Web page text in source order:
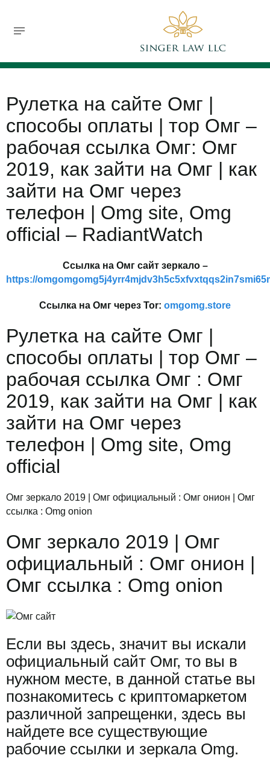
jsinger@singerlawllc.com
FREE CONSULTATION
Рулетка на сайте Омг |
способы оплаты | тор Омг –
рабочая ссылка Омг: Омг
2019, как зайти на Омг | как
зайти на Омг через
телефон | Omg site, Omg
official – RadiantWatch
Ссылка на Омг сайт зеркало –
https://
Ссылка на Омг через Tor: omgomg.store
Рулетка на сайте Омг |
способы оплаты | тор Омг –
рабочая ссылка Омг : Омг
2019, как зайти на Омг | как
зайти на Омг через
телефон | Omg site, Omg
official
Омг зеркало 2019 | Омг официальный : Омг онион | Омг
ссылка : Omg onion
Омг зеркало 2019 | Омг
официальный : Омг онион |
Омг ссылка : Omg onion
Если вы здесь, значит вы искали
официальный сайт Омг, то вы в
нужном месте, в данной статье вы
познакомитесь с криптомаркетом
различной запрещенки, здесь вы
найдете все существующие
рабочие ссылки и зеркала Omg.